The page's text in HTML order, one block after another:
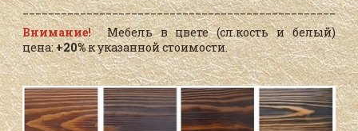
Внимание!Мебель в цвете (сл.кость и белый)
цена: +20%к указанной стоимости.